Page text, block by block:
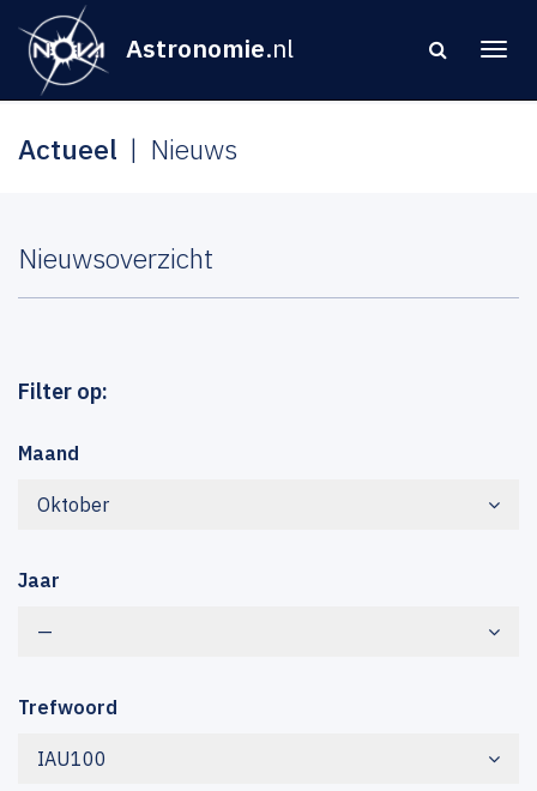
Astronomie.nl
Actueel Nieuws
Nieuwsoverzicht
Filter op:
Maand
Oktober
Jaar
—
Trefwoord
IAU100